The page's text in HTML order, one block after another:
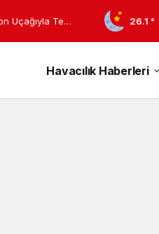
Uçağıyla Test 26.1 °
Havacılık Haberleri